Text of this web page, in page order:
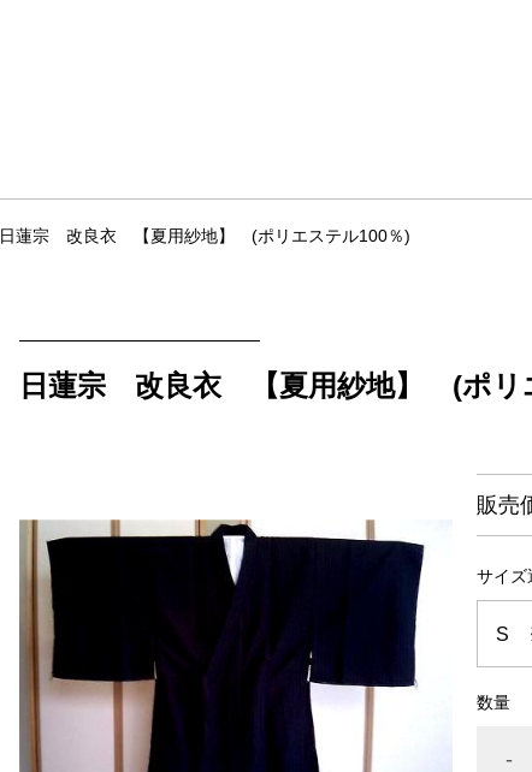
日蓮宗 改良衣 【夏用紗地】 (ポリエステル100％)
日蓮宗 改良衣 【夏用紗地】 (ポリ
販売
サイズ
数量
-